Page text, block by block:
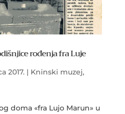
rođenja fra Luje
2017.| Kninski muzej,
doma «fra Lujo Marun» u